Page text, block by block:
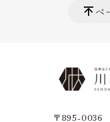
ペ
〒895-0036